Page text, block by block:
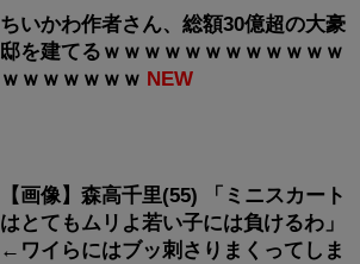
ちいかわ作者さん、総額30億超の大豪
邸を建てるｗｗｗｗｗｗｗｗｗｗｗｗ
ｗｗｗｗｗｗｗ NEW
【画像】森高千里(55) 「ミニスカート
はとてもムリよ若い子には負けるわ」
←ワイらにはブッ刺さりまくってしま